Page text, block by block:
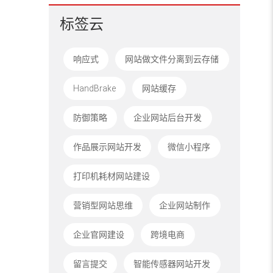
标签云
响应式 网站做文件分离到云存储
HandBrake 网站缓存
防御策略 企业网站后台开发
作品展示网站开发 微信小程序
打印机耗材网站建设
营销型网站思维 企业网站制作
企业官网建设 跨境电商
留言提交 智能传感器网站开发